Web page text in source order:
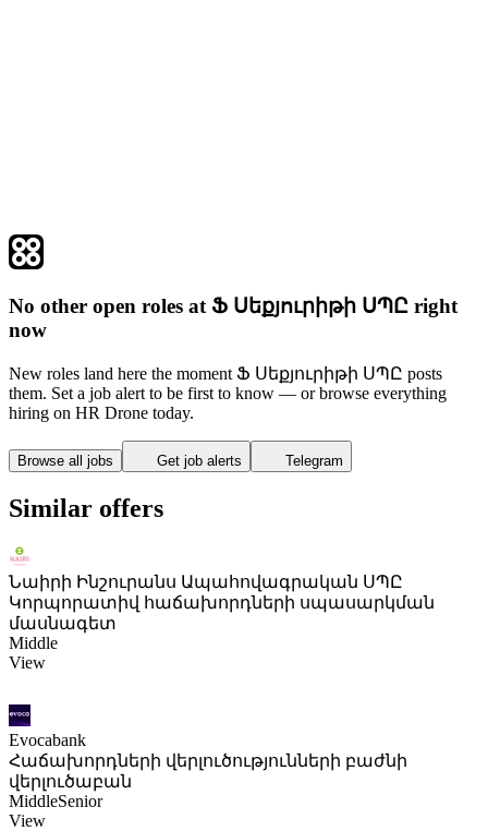
No other open roles at Ֆ Սեքյուրիթի ՍՊԸ right
now
New roles land here the moment Ֆ Սեքյուրիթի ՍՊԸ posts
them. Set a job alert to be first to know — or browse everything
hiring on HR Drone today.
Browse all jobs Get job alerts Telegram
Similar offers
Նաիրի Ինշուրանս Ապահովագրական ՍՊԸ
Կորպորատիվ հաճախորդների սպասարկման
մասնագետ
Middle
View
Evocabank
Հաճախորդների վերլուծությունների բաժնի
վերլուծաբան
MiddleSenior
View